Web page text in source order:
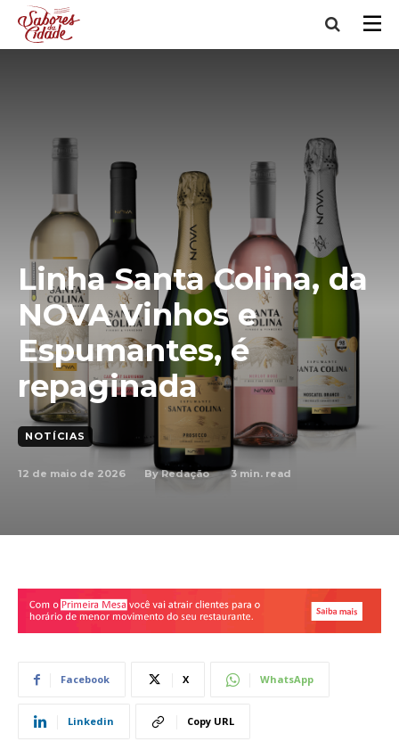
Linha Santa Colina, da
NOVA Vinhos e
Espumantes, é
repaginada
NOTÍCIAS
12 de maio de 2026 By Redação 3 min. read
Facebook X WhatsApp
Linkedin Copy URL